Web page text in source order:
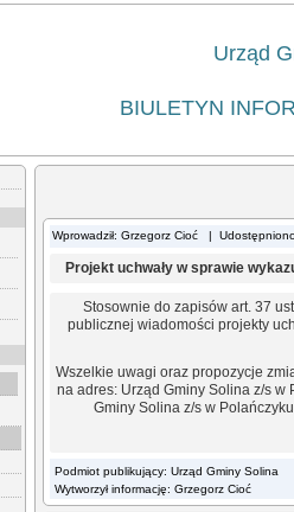
Urząd
BIULETYN
Wprowadził: Grzegorz Cioć |
Projekt uchwały w sprawie
Stosownie do zapisów art. 37
publicznej wiadomości projekty
Wszelkie uwagi oraz propozycje
na adres: Urząd Gminy Solina z/s
Gminy Solina z/s w
Podmiot publikujący: Urząd Gminy Solina
Wytworzył informację: Grzegorz Cioć